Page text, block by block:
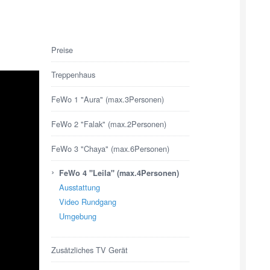
Preise
Treppenhaus
FeWo 1 "Aura" (max.3Personen)
FeWo 2 "Falak" (max.2Personen)
FeWo 3 "Chaya" (max.6Personen)
› FeWo 4 "Leila" (max.4Personen)
Ausstattung
Video Rundgang
Umgebung
Zusätzliches TV Gerät